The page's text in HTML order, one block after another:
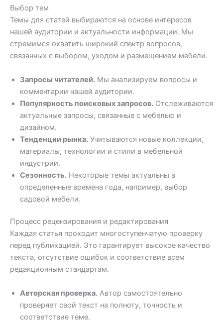
Выбор тем
Темы для статей выбираются на основе интересов
нашей аудитории и актуальности информации. Мы
стремимся охватить широкий спектр вопросов,
связанных с выбором, уходом и размещением мебели.
Запросы читателей. Мы анализируем вопросы и
комментарии нашей аудитории.
Популярность поисковых запросов. Отслеживаются
актуальные запросы, связанные с мебелью и
дизайном.
Тенденции рынка. Учитываются новые коллекции,
материалы, технологии и стили в мебельной
индустрии.
Сезонность. Некоторые темы актуальны в
определенные времена года, например, выбор
садовой мебели.
Процесс рецензирования и редактирования
Каждая статья проходит многоступенчатую проверку
перед публикацией. Это гарантирует высокое качество
текста, отсутствие ошибок и соответствие всем
редакционным стандартам.
Авторская проверка. Автор самостоятельно
проверяет свой текст на полноту, точность и
соответствие теме.